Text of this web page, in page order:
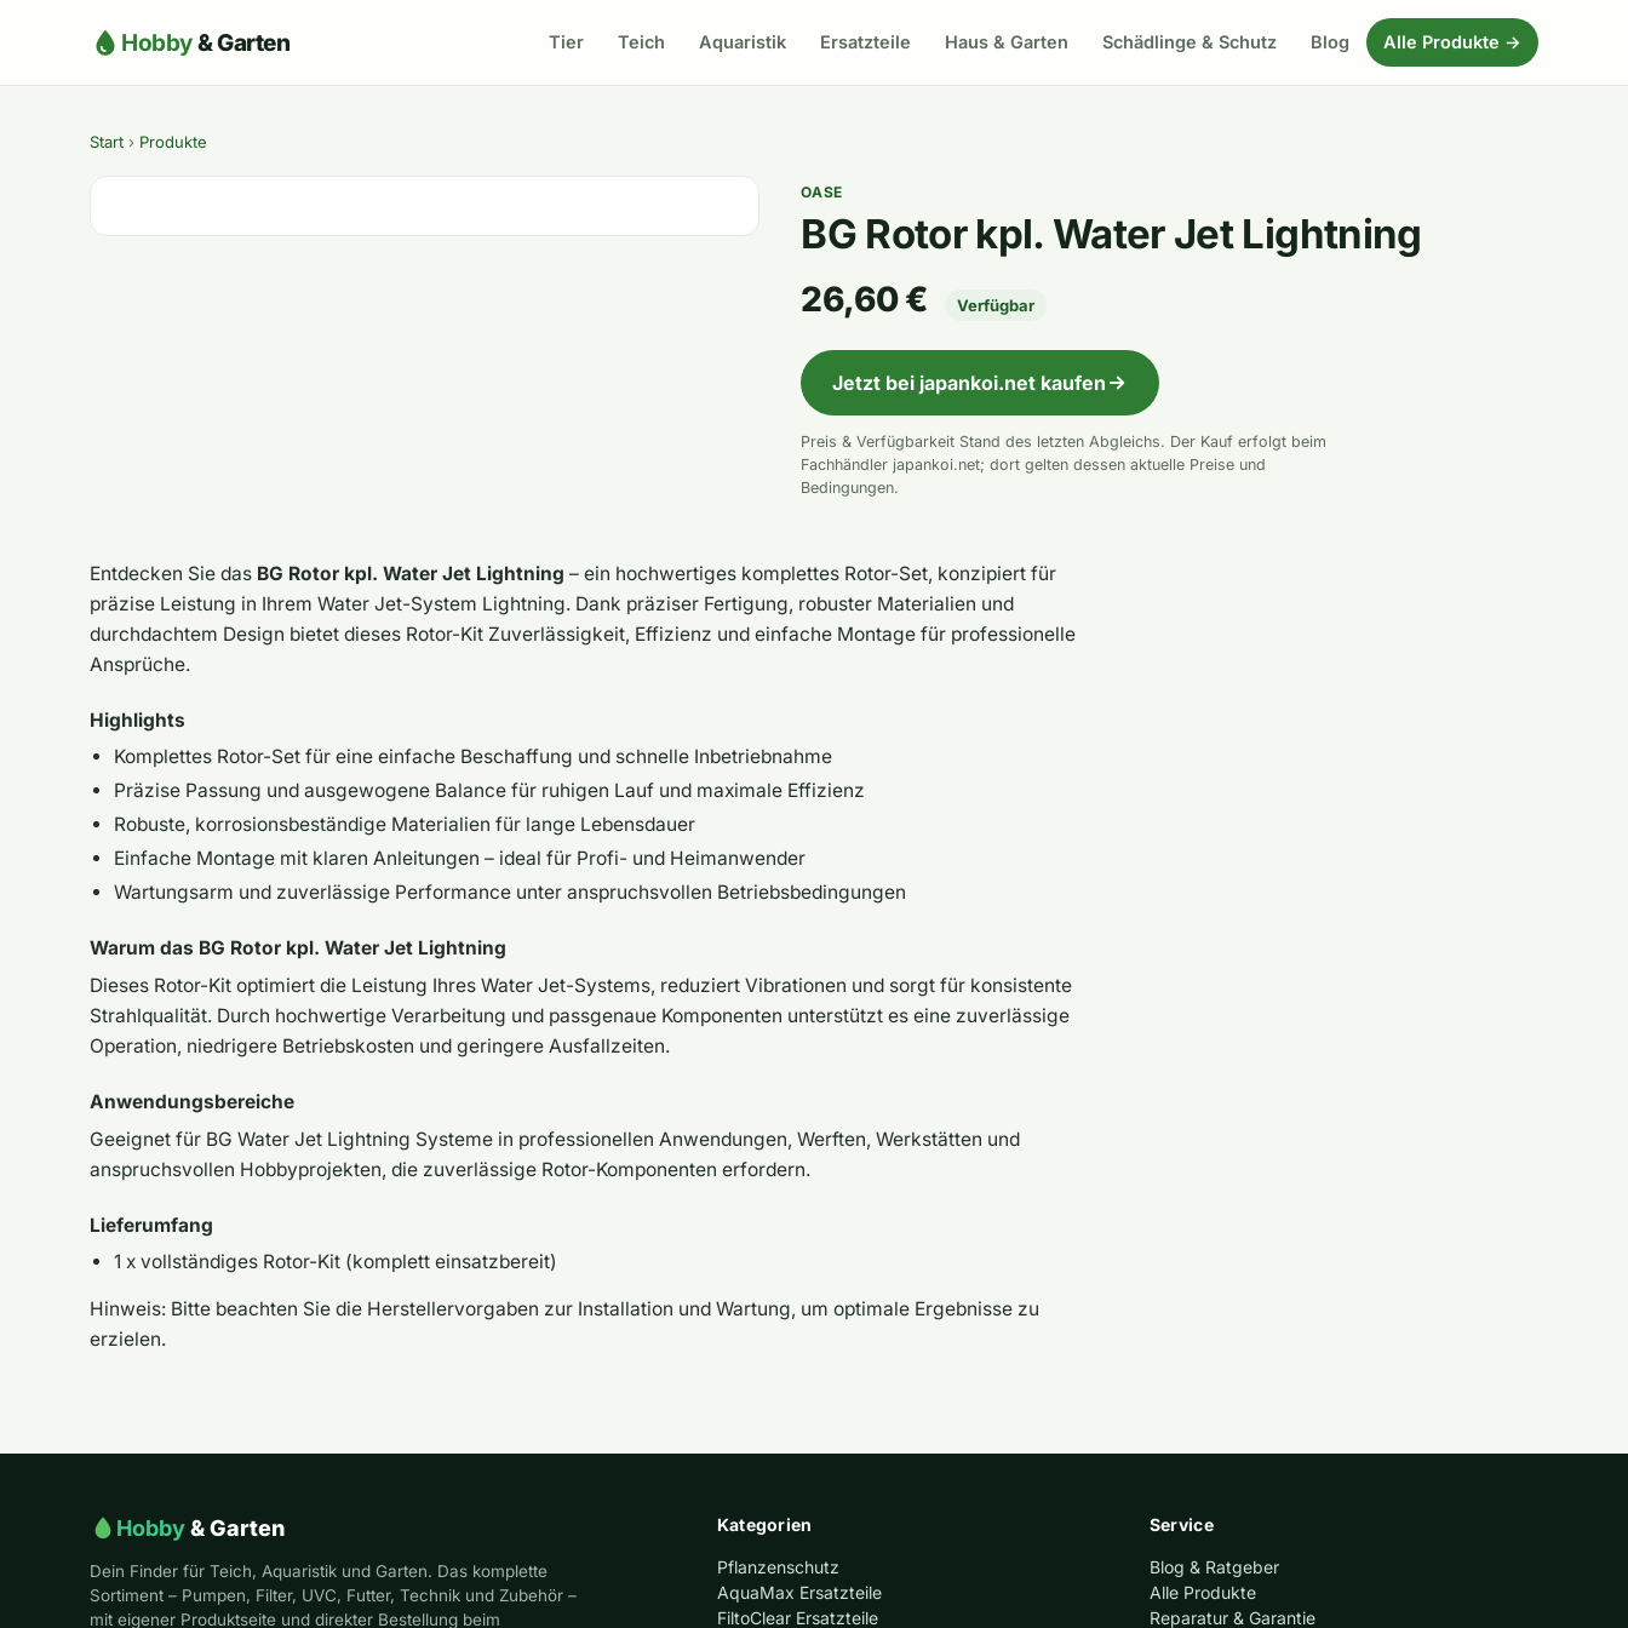
Hobby& Garten Tier Teich Aquaristik Ersatzteile Haus & Garten Schädlinge & Schutz Blog Alle Produkte →
Start › Produkte
OASE
BG Rotor kpl. Water Jet Lightning
26,60 € Verfügbar
Jetzt bei japankoi.net kaufen
Preis & Verfügbarkeit Stand des letzten Abgleichs. Der Kauf erfolgt beim
Fachhändler japankoi.net; dort gelten dessen aktuelle Preise und
Bedingungen.
Entdecken Sie das BG Rotor kpl. Water Jet Lightning – ein hochwertiges komplettes Rotor-Set, konzipiert für
präzise Leistung in Ihrem Water Jet-System Lightning. Dank präziser Fertigung, robuster Materialien und
durchdachtem Design bietet dieses Rotor-Kit Zuverlässigkeit, Effizienz und einfache Montage für professionelle
Ansprüche.
Highlights
Komplettes Rotor-Set für eine einfache Beschaffung und schnelle Inbetriebnahme
Präzise Passung und ausgewogene Balance für ruhigen Lauf und maximale Effizienz
Robuste, korrosionsbeständige Materialien für lange Lebensdauer
Einfache Montage mit klaren Anleitungen – ideal für Profi- und Heimanwender
Wartungsarm und zuverlässige Performance unter anspruchsvollen Betriebsbedingungen
Warum das BG Rotor kpl. Water Jet Lightning
Dieses Rotor-Kit optimiert die Leistung Ihres Water Jet-Systems, reduziert Vibrationen und sorgt für konsistente
Strahlqualität. Durch hochwertige Verarbeitung und passgenaue Komponenten unterstützt es eine zuverlässige
Operation, niedrigere Betriebskosten und geringere Ausfallzeiten.
Anwendungsbereiche
Geeignet für BG Water Jet Lightning Systeme in professionellen Anwendungen, Werften, Werkstätten und
anspruchsvollen Hobbyprojekten, die zuverlässige Rotor-Komponenten erfordern.
Lieferumfang
1 x vollständiges Rotor-Kit (komplett einsatzbereit)
Hinweis: Bitte beachten Sie die Herstellervorgaben zur Installation und Wartung, um optimale Ergebnisse zu
erzielen.
Hobby& Garten
Dein Finder für Teich, Aquaristik und Garten. Das komplette
Sortiment – Pumpen, Filter, UVC, Futter, Technik und Zubehör –
mit eigener Produktseite und direkter Bestellung beim
Kategorien
Pflanzenschutz
AquaMax Ersatzteile
FiltoClear Ersatzteile
Service
Blog & Ratgeber
Alle Produkte
Reparatur & Garantie